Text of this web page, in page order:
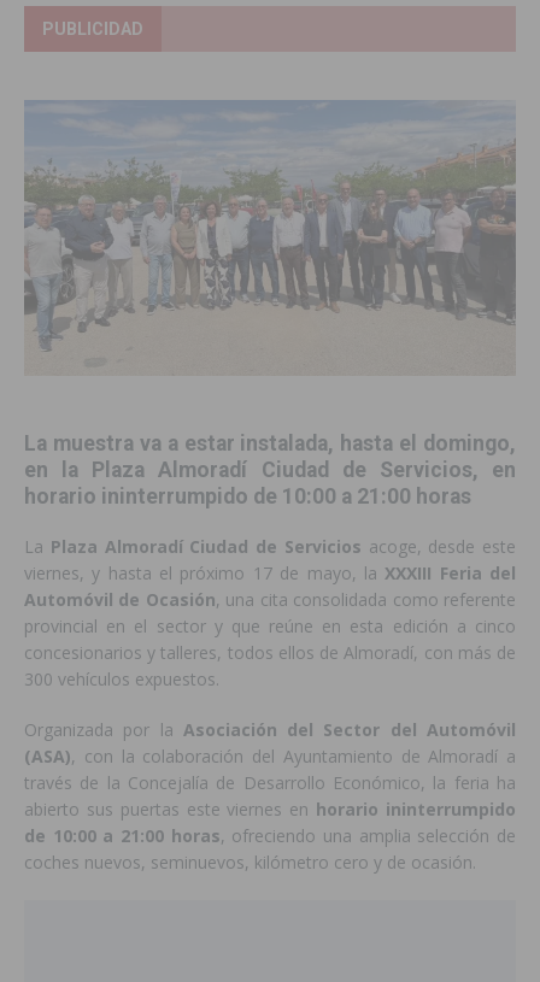
PUBLICIDAD
La muestra va a estar instalada, hasta el domingo,
en la Plaza Almoradí Ciudad de Servicios, en
horario ininterrumpido de 10:00 a 21:00 horas
La Plaza Almoradí Ciudad de Servicios acoge, desde este
viernes, y hasta el próximo 17 de mayo, laXXXIII Feria del
Automóvil de Ocasión, una cita consolidada como referente
provincial en el sector y que reúne en esta edición a cinco
concesionarios y talleres, todos ellos de Almoradí, con más de
300 vehículos expuestos.
Organizada por la Asociación del Sector del Automóvil
(ASA), con la colaboración del Ayuntamiento de Almoradí a
través de la Concejalía de Desarrollo Económico, la feria ha
abierto sus puertas este viernes en horario ininterrumpido
de 10:00 a 21:00 horas, ofreciendo una amplia selección de
coches nuevos, seminuevos, kilómetro cero y de ocasión.